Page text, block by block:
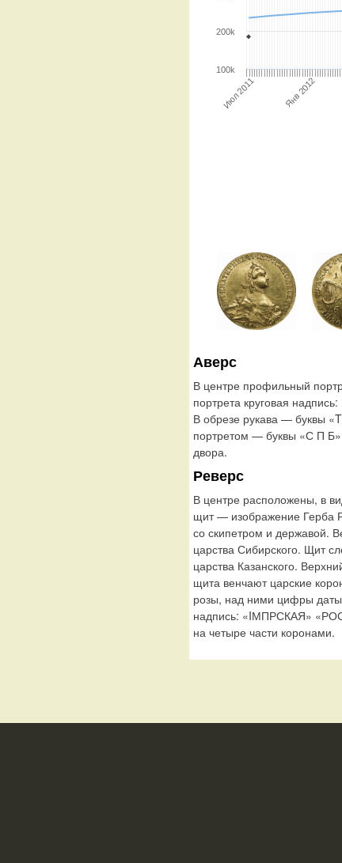
Июл 2011 Янв 2012
100k
200k
Аверс
В центре профильный
портрета круговая
В обрезе рукава — буквы
портретом — буквы «С П
двора.
Реверс
В центре расположены, в
щит — изображение Герба
со скипетром и державой.
царства Сибирского. Щит
царства Казанского.
щита венчают царские
розы, над ними цифры даты
надпись: «IМПРСКАЯ»
на четыре части коронами.